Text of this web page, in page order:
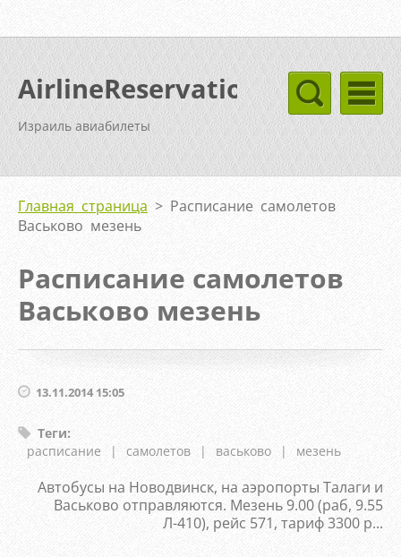
AirlineReservation
Израиль авиабилеты
Главная страница > Расписание самолетов
Васьково мезень
Расписание самолетов
Васьково мезень
13.11.2014 15:05
Теги:
расписание
| самолетов | васьково | мезень
Автобусы на Новодвинск, на аэропорты Талаги и
Васьково отправляются. Мезень 9.00 (раб, 9.55
Л-410), рейс 571, тариф 3300 р...